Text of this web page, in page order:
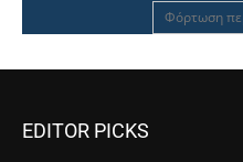
Φόρτωση
EDITOR PICKS